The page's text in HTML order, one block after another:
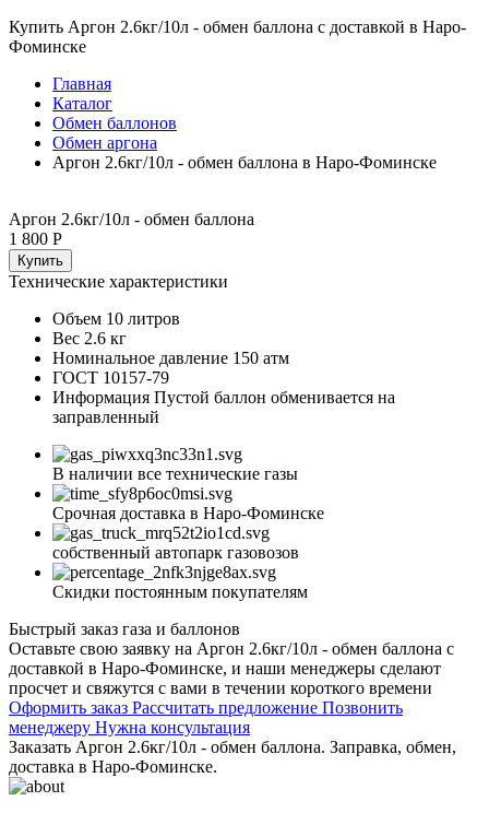
Купить Аргон 2.6кг/10л - обмен баллона с доставкой в Наро-
Фоминске
Главная
Каталог
Обмен баллонов
Обмен аргона
Аргон 2.6кг/10л - обмен баллона в Наро-Фоминске
Аргон 2.6кг/10л - обмен баллона
1 800 Р
Купить
Технические характеристики
Объем 10 литров
Вес 2.6 кг
Номинальное давление 150 атм
ГОСТ 10157-79
Информация Пустой баллон обменивается на
заправленный
В наличии все технические газы
Срочная доставка в Наро-Фоминске
собственный автопарк газовозов
Скидки постоянным покупателям
Быстрый заказ газа и баллонов
Оставьте свою заявку на Аргон 2.6кг/10л - обмен баллона с
доставкой в Наро-Фоминске, и наши менеджеры сделают
просчет и свяжутся с вами в течении короткого времени
Оформить заказ Рассчитать предложение Позвонить
менеджеру Нужна консультация
Заказать Аргон 2.6кг/10л - обмен баллона. Заправка, обмен,
доставка в Наро-Фоминске.